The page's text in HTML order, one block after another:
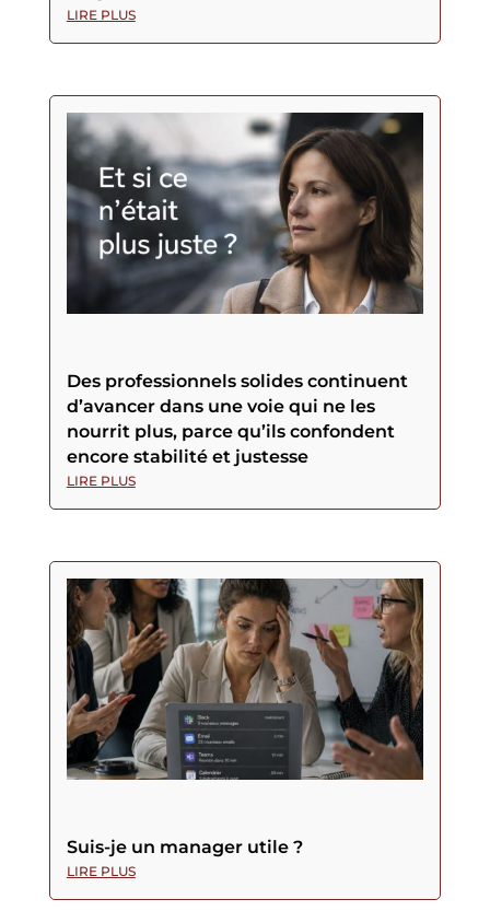
LIRE PLUS
Des professionnels solides continuent
d’avancer dans une voie qui ne les
nourrit plus, parce qu’ils confondent
encore stabilité et justesse
LIRE PLUS
Suis-je un manager utile ?
LIRE PLUS